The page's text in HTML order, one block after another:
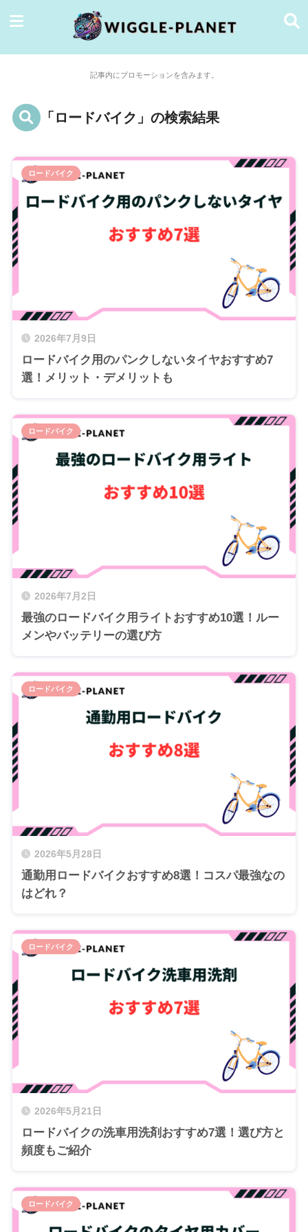
記事内にプロモーションを含みます。
「ロードバイク」の検索結果
2026年7月9日
ロードバイク用のパンクしないタイヤおすすめ7
選！メリット・デメリットも
ロードバイク
2026年7月2日
最強のロードバイク用ライトおすすめ10選！ルー
メンやバッテリーの選び方
ロードバイク
2026年5月28日
通勤用ロードバイクおすすめ8選！コスパ最強なの
はどれ？
ロードバイク
2026年5月21日
ロードバイクの洗車用洗剤おすすめ7選！選び方と
頻度もご紹介
ロードバイク
ロードバイク